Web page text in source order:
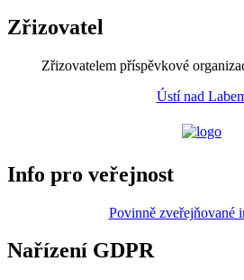
Zřizovatel
Zřizovatelem příspěvkové
Ústí nad
Info pro veřejnost
Povinně zveřejňované
Nařízení GDPR